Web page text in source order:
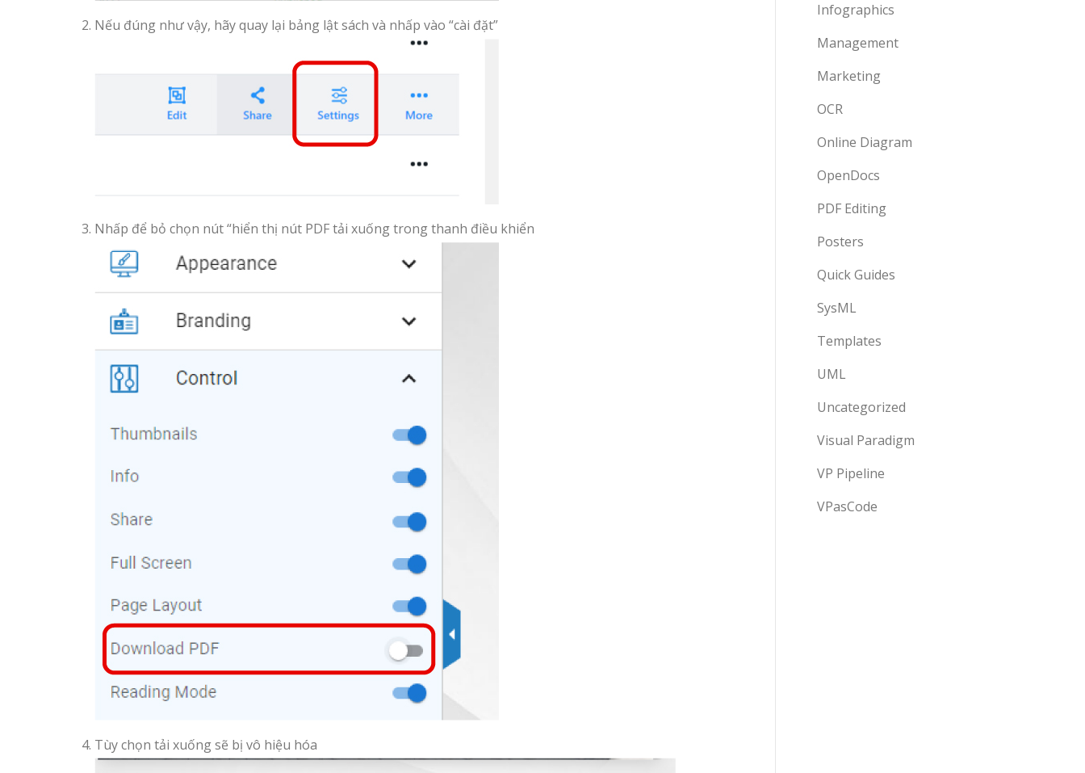
Nếu đúng như vậy, hãy quay lại bảng lật sách và nhấp vào “cài đặt”
Nhấp để bỏ chọn nút “hiển thị nút PDF tải xuống trong thanh điều khiển
Tùy chọn tải xuống sẽ bị vô hiệu hóa
Infographics
Management
Marketing
OCR
Online Diagram
OpenDocs
PDF Editing
Posters
Quick Guides
SysML
Templates
UML
Uncategorized
Visual Paradigm
VP Pipeline
VPasCode